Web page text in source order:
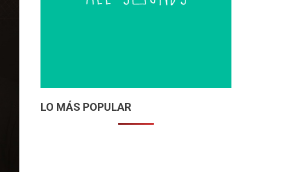
LO MÁS POPULAR